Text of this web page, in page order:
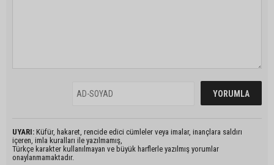
UYARI: Küfür, hakaret, rencide edici cümleler veya imalar, inançlara saldırı
içeren, imla kuralları ile yazılmamış,
Türkçe karakter kullanılmayan ve büyük harflerle yazılmış yorumlar
onaylanmamaktadır.